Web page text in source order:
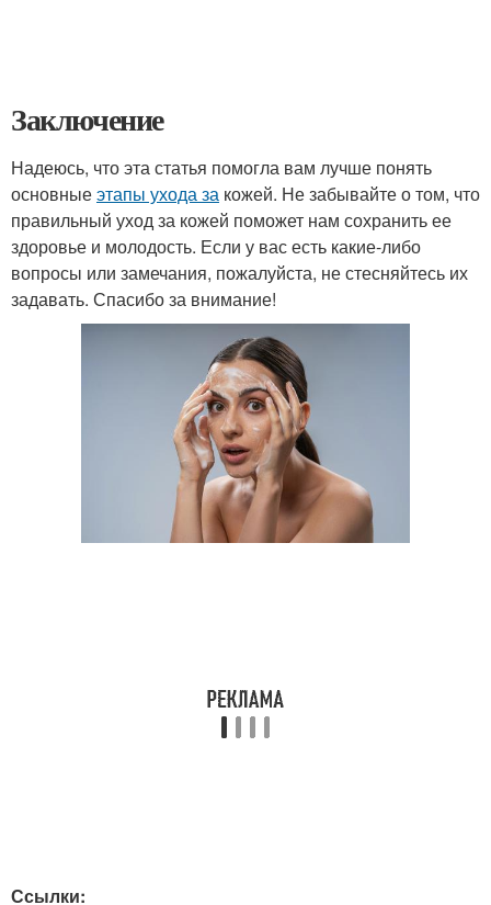
Заключение
Надеюсь, что эта статья помогла вам лучше понять
основныеэтапы ухода за кожей. Не забывайте о том, что
правильный уход за кожей поможет нам сохранить ее
здоровье и молодость. Если у вас есть какие-либо
вопросы или замечания, пожалуйста, не стесняйтесь их
задавать. Спасибо за внимание!
Ссылки: